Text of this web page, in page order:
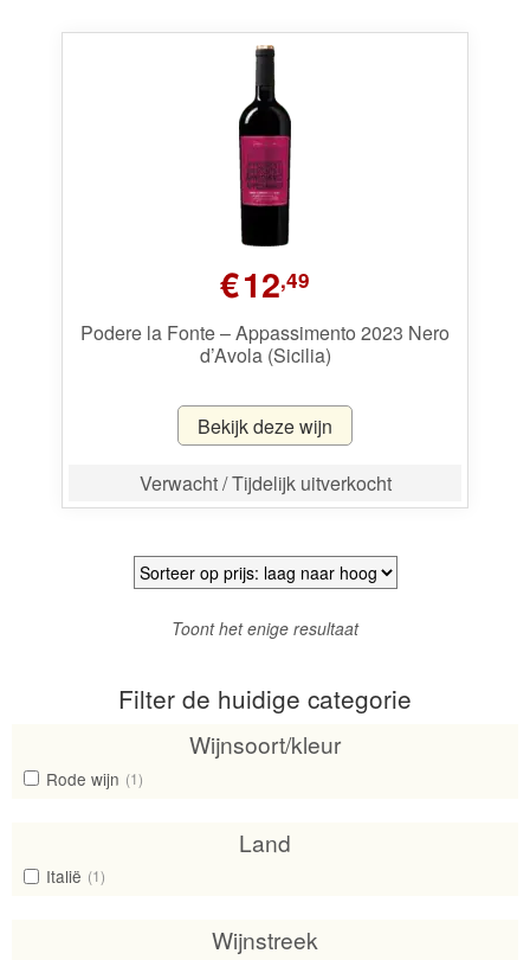
Bubbels
Porto
Wijnpakketten
Kleine flesjes
Magnums
Cadeaubonnen
€12,49
Podere la Fonte – Appassimento 2023 Nero
d’Avola (Sicilia)
Bekijk deze wijn
Verwacht / Tijdelijk uitverkocht
Toont het enige resultaat
Filter de huidige categorie
Wijnsoort/kleur
Rode wijn (1)
Land
Italië (1)
Wijnstreek